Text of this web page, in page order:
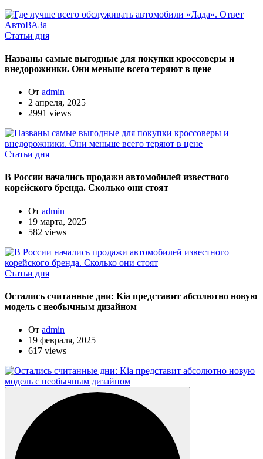
Статьи дня
Названы самые выгодные для покупки кроссоверы и
внедорожники. Они меньше всего теряют в цене
От admin
2 апреля, 2025
2991 views
Статьи дня
В России начались продажи автомобилей известного
корейского бренда. Сколько они стоят
От admin
19 марта, 2025
582 views
Статьи дня
Остались считанные дни: Kia представит абсолютно новую
модель с необычным дизайном
От admin
19 февраля, 2025
617 views